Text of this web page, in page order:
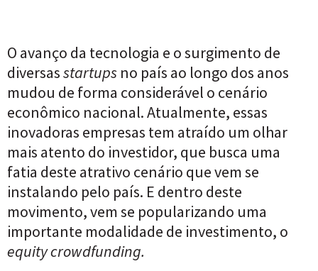
O avanço da tecnologia e o surgimento de
diversasstartups no país ao longo dos anos
mudou de forma considerável o cenário
econômico nacional. Atualmente, essas
inovadoras empresas tem atraído um olhar
mais atento do investidor, que busca uma
fatia deste atrativo cenário que vem se
instalando pelo país. E dentro deste
movimento, vem se popularizando uma
importante modalidade de investimento, o
equity crowdfunding.